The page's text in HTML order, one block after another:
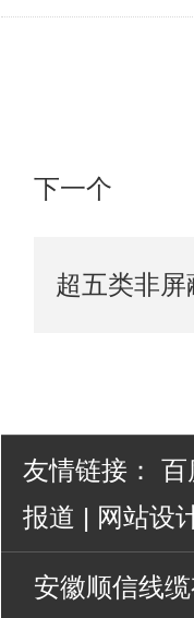
下一个
超五类非屏
友情链接： 百
报道 | 网站设
安徽顺信线